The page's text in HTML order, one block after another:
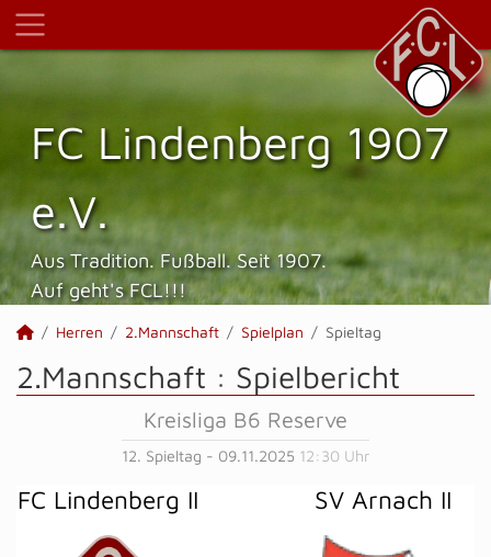
FC Lindenberg 1907
e.V.
Aus Tradition. Fußball. Seit 1907.
Auf geht's FCL!!!
Herren 2.Mannschaft Spielplan Spieltag
2.Mannschaft : Spielbericht
Kreisliga B6 Reserve
12. Spieltag - 09.11.2025 12:30 Uhr
FC Lindenberg II SV Arnach II